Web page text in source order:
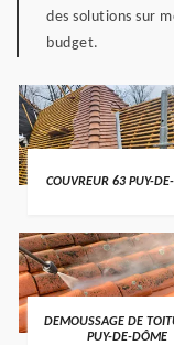
des solutions sur
budget.
COUVREUR 63 PUY-
DEMOUSSAGE DE
PUY-DE-DÔME